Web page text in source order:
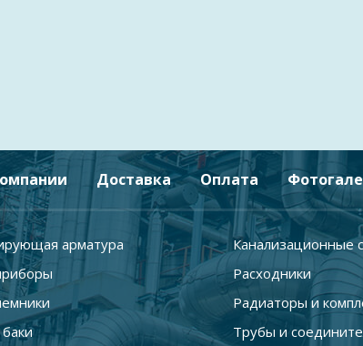
Доставка Оплата
арматура
Канализационные
Расходники
Радиаторы и
Трубы и